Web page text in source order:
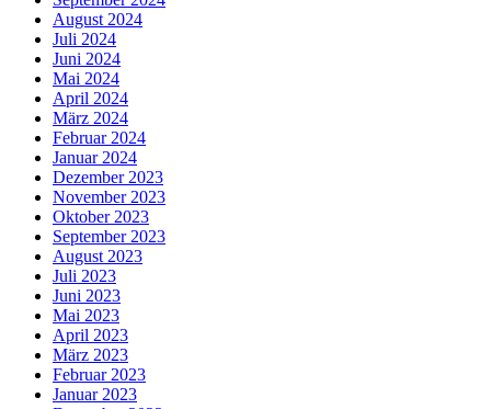
August 2024
Juli 2024
Juni 2024
Mai 2024
April 2024
März 2024
Februar 2024
Januar 2024
Dezember 2023
November 2023
Oktober 2023
September 2023
August 2023
Juli 2023
Juni 2023
Mai 2023
April 2023
März 2023
Februar 2023
Januar 2023